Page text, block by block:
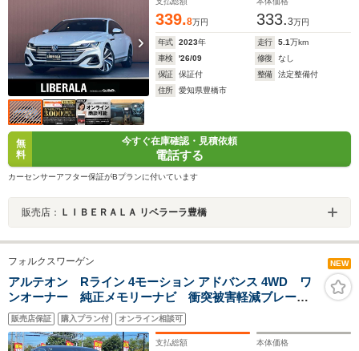
339.8万円 333.3万円
年式 2023年 走行 5.1万km
車検
'26/09 修復
なし
保証
保証付 整備
法定整備付
住所
愛知県豊橋市
無
料
今すぐ在庫確認・見積依頼
電話する
カーセンサーアフター保証がBプランに付いています
販売店： ＬＩＢＥＲＡＬＡ リベラーラ豊橋
フォルクスワーゲン NEW
アルテオン Rライン 4モーション アドバンス 4WD ワ
ンオーナー 純正メモリーナビ 衝突被害軽減ブレー
キ 横滑り防止装置 レーダークルーズコントロール
レーンキープアシスト ブラインドスポットモニター
リヤクロストラフィックアラート バックカメラ
販売店保証 購入プラン付 オンライン相談可
支払総額 本体価格